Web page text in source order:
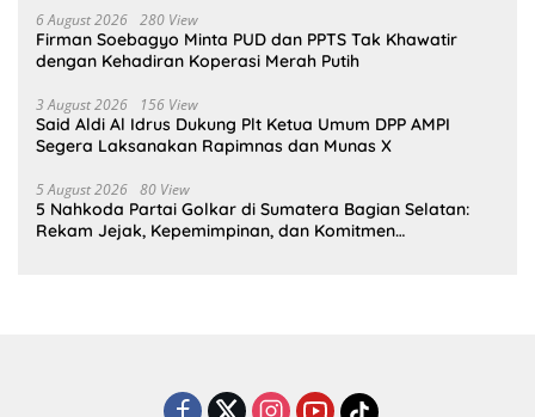
6 August 2026 280 View
Firman Soebagyo Minta PUD dan PPTS Tak Khawatir
dengan Kehadiran Koperasi Merah Putih
3 August 2026 156 View
Said Aldi Al Idrus Dukung Plt Ketua Umum DPP AMPI
Segera Laksanakan Rapimnas dan Munas X
5 August 2026 80 View
5 Nahkoda Partai Golkar di Sumatera Bagian Selatan:
Rekam Jejak, Kepemimpinan, dan Komitmen